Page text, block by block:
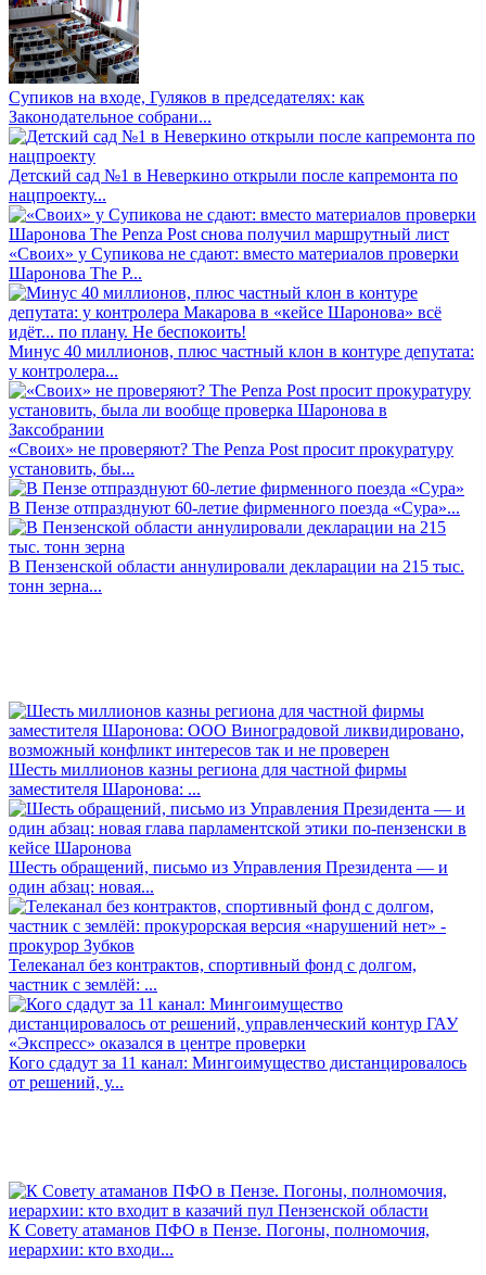
Супиков на входе, Гуляков в председателях: как
Законодательное собрани...
Детский сад №1 в Неверкино открыли после капремонта по
нацпроекту...
«Своих» у Супикова не сдают: вместо материалов проверки
Шаронова The P...
Минус 40 миллионов, плюс частный клон в контуре депутата:
у контролера...
«Своих» не проверяют? The Penza Post просит прокуратуру
установить, бы...
В Пензе отпразднуют 60-летие фирменного поезда «Сура»...
В Пензенской области аннулировали декларации на 215 тыс.
тонн зерна...
Шесть миллионов казны региона для частной фирмы
заместителя Шаронова: ...
Шесть обращений, письмо из Управления Президента — и
один абзац: новая...
Телеканал без контрактов, спортивный фонд с долгом,
частник с землёй: ...
Кого сдадут за 11 канал: Мингоимущество дистанцировалось
от решений, у...
К Совету атаманов ПФО в Пензе. Погоны, полномочия,
иерархии: кто входи...